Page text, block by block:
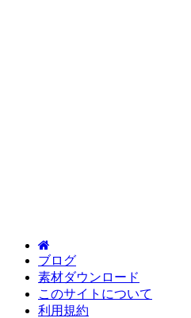
ブログ
素材ダウンロード
このサイトについて
利用規約